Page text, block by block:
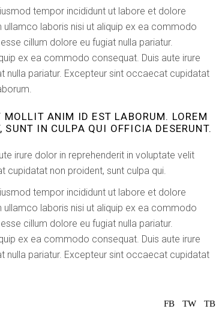
tempor incididunt ut labore et dolore
ullamco laboris nisi ut aliquip ex ea commodo
cillum dolore eu fugiat nulla pariatur.
ex ea commodo consequat. Duis aute irure
nulla pariatur. Excepteur sint occaecat cupidatat
MOLLIT ANIM ID EST LABORUM. LOREM
SUNT IN CULPA QUI OFFICIA DESERUNT.
irure dolor in reprehenderit in voluptate velit
cupidatat non proident, sunt culpa qui.
tempor incididunt ut labore et dolore
ullamco laboris nisi ut aliquip ex ea commodo
cillum dolore eu fugiat nulla pariatur.
ex ea commodo consequat. Duis aute irure
nulla pariatur. Excepteur sint occaecat cupidatat
FB TW TB